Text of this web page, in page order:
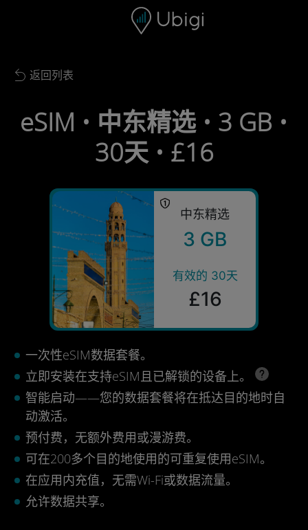
Back to list
返回列表
eSIM • 中东精选 • 3 GB •
30天 • £16
中东精选
3 GB
有效的 30天
£16
一次性eSIM数据套餐。
立即安装在支持eSIM且已解锁的设备上。
智能启动——您的数据套餐将在抵达目的地时自
动激活。
预付费，无额外费用或漫游费。
可在200多个目的地使用的可重复使用eSIM。
在应用内充值，无需Wi-Fi或数据流量。
允许数据共享。